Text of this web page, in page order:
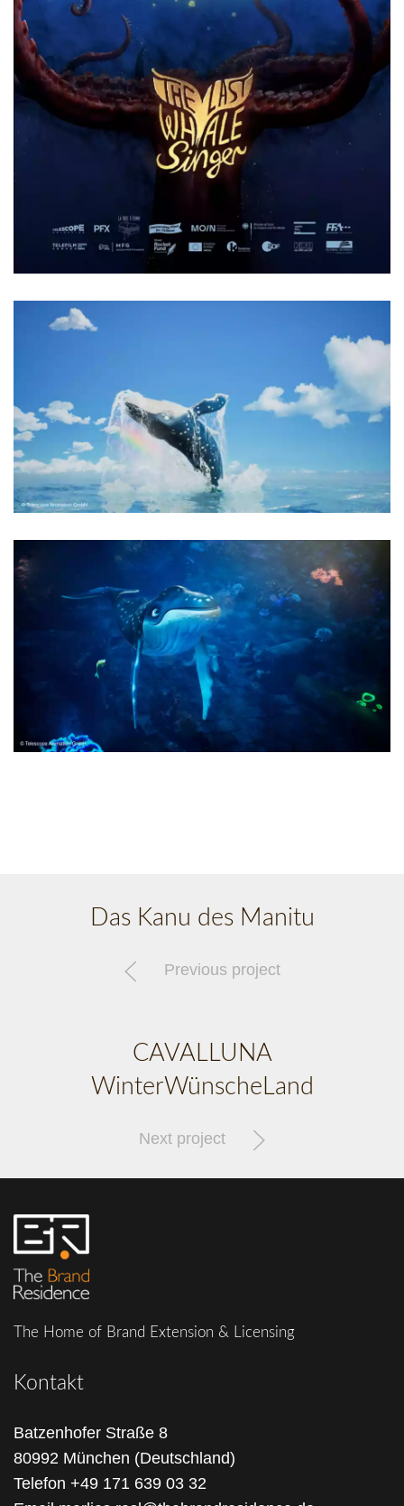
Das Kanu des Manitu
Previous project
CAVALLUNA
WinterWünscheLand
Next project
The Home of Brand Extension & Licensing
Kontakt
Batzenhofer Straße 8
80992 München (Deutschland)
Telefon +49 171 639 03 32